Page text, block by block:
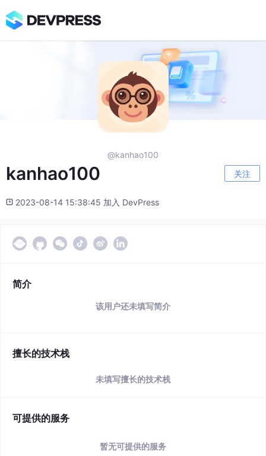
@kanhao100
kanhao100 关注
2023-08-14 15:38:45 加入 DevPress
简介
该用户还未填写简介
擅长的技术栈
未填写擅长的技术栈
可提供的服务
暂无可提供的服务